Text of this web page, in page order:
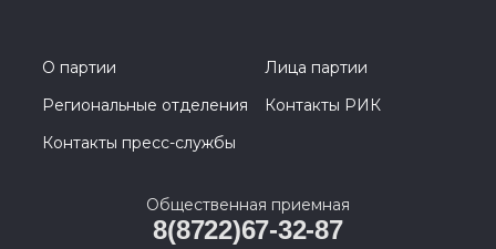
О партии
Лица партии
Региональные отделения
Контакты РИК
Контакты пресс-службы
Общественная приемная
8(8722)67-32-87